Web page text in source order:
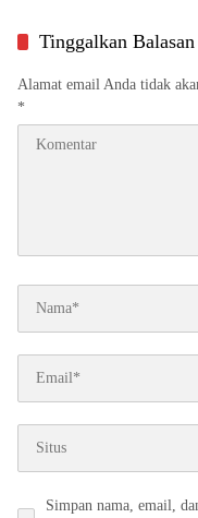
Tinggalkan Balasan
Alamat email Anda tidak
*
Simpan nama, email,